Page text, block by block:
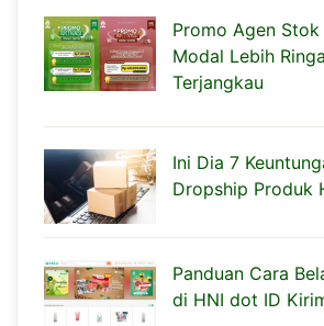
Promo Agen
Modal Lebih
Terjangkau
Ini Dia 7
Dropship Produk
Panduan Cara
di HNI dot ID